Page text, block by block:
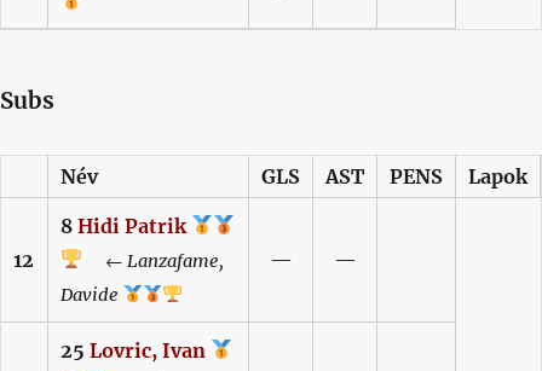
Subs
Név GLS AST PENS Lapok
12
8 Hidi Patrik
← Lanzafame,
Davide
— —
25 Lovric, Ivan